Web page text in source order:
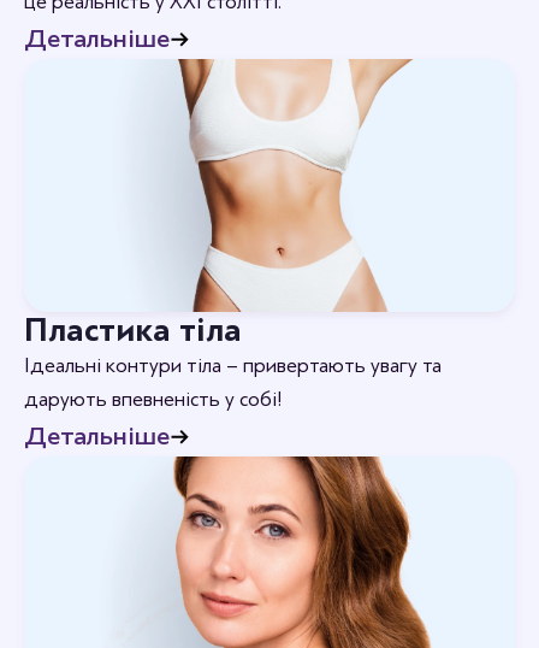
Детальніше
Пластика тіла
Ідеальні контури тіла – привертають увагу та
дарують впевненість у собі!
Детальніше